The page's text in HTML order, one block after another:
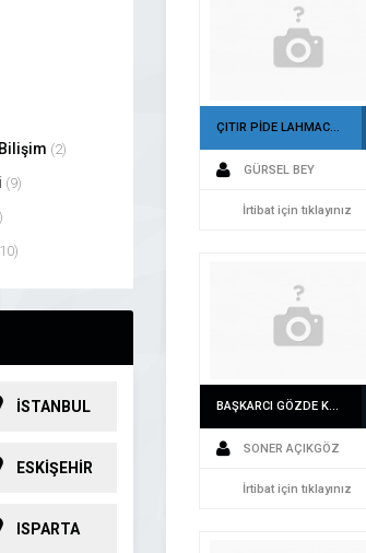
(2)
(9)
(23)
İSTANBUL
ESKİŞEHİR
ISPARTA
ÇITIR PİDE LAHMACUN 05325548317 PAMUKKALEDE ALO PİDE
GÜRSEL BEY
İrtibat için tıklayınız
BAŞKARCI GÖZDE KASAP 0542 452 9220 MERKEZEFENDİDE KASAP
SONER AÇIKGÖZ
İrtibat için tıklayınız